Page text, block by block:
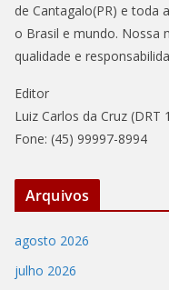
de Cantagalo(PR) e toda
o Brasil e mundo. Nossa
qualidade e
Editor
Luiz Carlos da Cruz (DRT
Fone: (45) 99997-8994
Arquivos
agosto 2026
julho 2026